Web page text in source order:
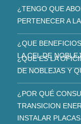
¿TENGO QUE
PERTENECER A
¿QUE
LA CEL DE
¿QUE ES LA
DE NOBLEJAS Y
¿POR QUÉ
TRANSICION
INSTALAR